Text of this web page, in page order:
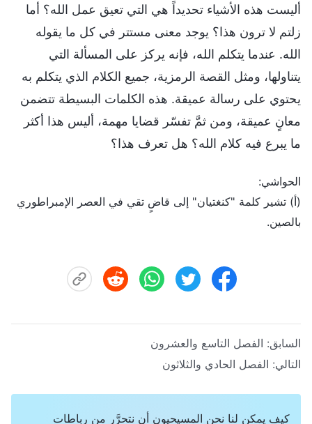
أليست هذه الأشياء تحديداً هي التي تعيق عمل الله؟ أما
زلتم لا ترون هذا؟ يوجد معنى مستتر في كل ما يقوله
الله. عندما يتكلم الله، فإنه يركز على المسألة التي
يتناولها، ومثل القصة الرمزية، جميع الكلام الذي يتكلم به
يحتوي على رسالة عميقة. هذه الكلمات البسيطة تتضمن
معانٍ عميقة، ومن ثمَّ تفسّر قضايا مهمة، أليس هذا أكثر
ما يبرع فيه كلام الله؟ هل تعرف هذا؟
الحواشي:
(أ) تشير كلمة "كنغتيان" إلى قاضٍ تقي في العصر الإمبراطوري
بالصين.
السابق: الفصل التاسع والعشرون
التالي: الفصل الحادي والثلاثون
كيف يمكن لنا نحن المسيحيون أن نتحرَّر من رباطات